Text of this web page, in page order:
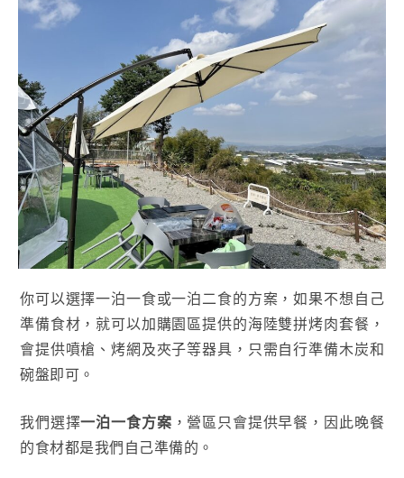
你可以選擇一泊一食或一泊二食的方案，如果不想自己
準備食材，就可以加購園區提供的海陸雙拼烤肉套餐，
會提供噴槍、烤網及夾子等器具，只需自行準備木炭和
碗盤即可。
我們選擇一泊一食方案 ，營區只會提供早餐，因此晚餐
的食材都是我們自己準備的。